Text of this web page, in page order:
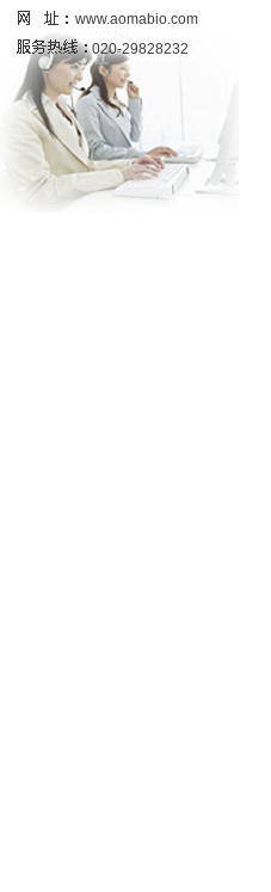
www.aomabio.com
020-29828232